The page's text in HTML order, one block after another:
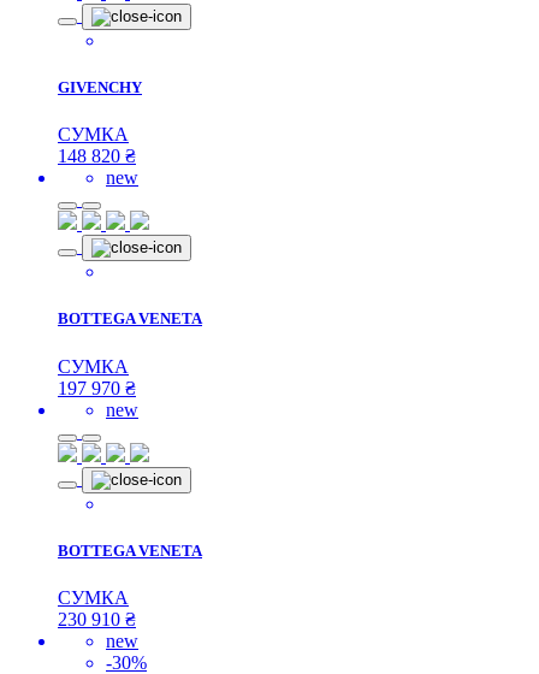
GIVENCHY
СУМКА
148 820 ₴
new
BOTTEGA VENETA
СУМКА
197 970 ₴
new
BOTTEGA VENETA
СУМКА
230 910 ₴
new
-30%